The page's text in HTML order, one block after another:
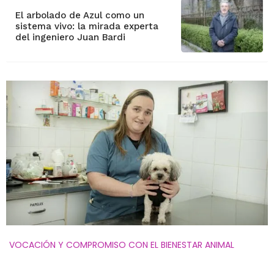
El arbolado de Azul como un
sistema vivo: la mirada experta
del ingeniero Juan Bardi
VOCACIÓN Y COMPROMISO CON EL BIENESTAR ANIMAL